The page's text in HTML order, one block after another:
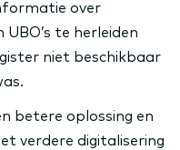
over
te herleiden
niet beschikbaar
betere oplossing en
verdere digitalisering